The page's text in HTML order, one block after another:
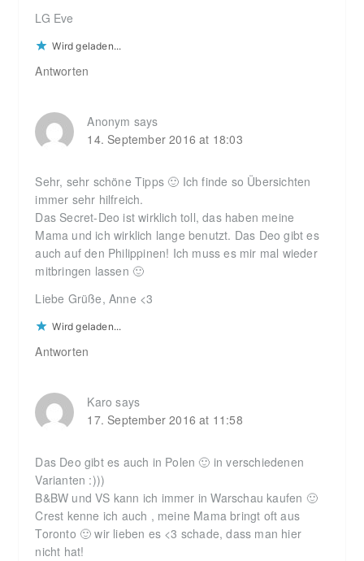
LG Eve
Wird geladen...
Antworten
Anonym says
14. September 2016 at 18:03
Sehr, sehr schöne Tipps 🙂 Ich finde so Übersichten
immer sehr hilfreich.
Das Secret-Deo ist wirklich toll, das haben meine
Mama und ich wirklich lange benutzt. Das Deo gibt es
auch auf den Philippinen! Ich muss es mir mal wieder
mitbringen lassen 🙂
Liebe Grüße, Anne <3
Wird geladen...
Antworten
Karo says
17. September 2016 at 11:58
Das Deo gibt es auch in Polen 🙂 in verschiedenen
Varianten :)))
B&BW und VS kann ich immer in Warschau kaufen 🙂
Crest kenne ich auch , meine Mama bringt oft aus
Toronto 🙂 wir lieben es <3 schade, dass man hier
nicht hat!